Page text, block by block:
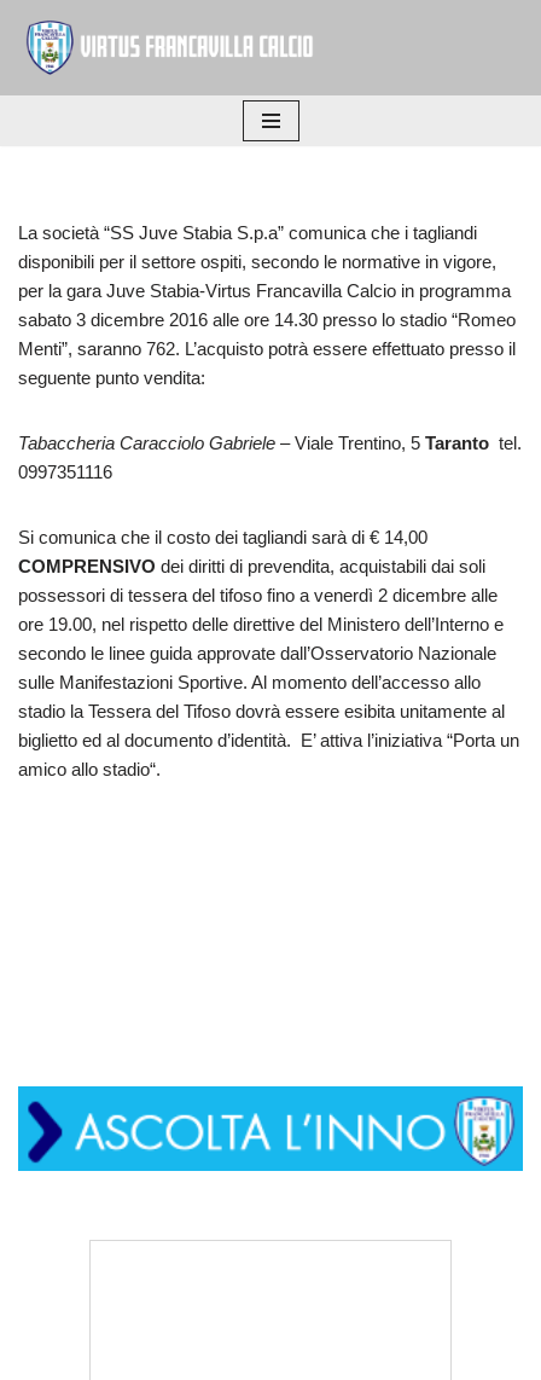
Vai
al
La società “SS Juve Stabia S.p.a” comunica che i tagliandi
disponibili per il settore ospiti, secondo le normative in vigore,
per la gara Juve Stabia-Virtus Francavilla Calcio in programma
sabato 3 dicembre 2016 alle ore 14.30 presso lo stadio “Romeo
Menti”, saranno 762. L’acquisto potrà essere effettuato presso il
seguente punto vendita:
Tabaccheria Caracciolo Gabriele –Viale Trentino, 5 Taranto tel.
0997351116
Si comunica che il costo dei tagliandi sarà di € 14,00
COMPRENSIVO dei diritti di prevendita, acquistabili dai soli
possessori di tessera del tifoso fino a venerdì 2 dicembre alle
ore 19.00, nel rispetto delle direttive del Ministero dell’Interno e
secondo le linee guida approvate dall’Osservatorio Nazionale
sulle Manifestazioni Sportive. Al momento dell’accesso allo
stadio la Tessera del Tifoso dovrà essere esibita unitamente al
biglietto ed al documento d’identità. E’ attiva l’iniziativa “Porta un
amico allo stadio“.